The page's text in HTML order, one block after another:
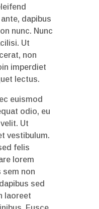
dapibus
nunc. Nunc
Ut
non
imperdiet
lectus.
euismod
odio, eu
Ut
vestibulum.
felis
lorem
sem non
sed
laoreet